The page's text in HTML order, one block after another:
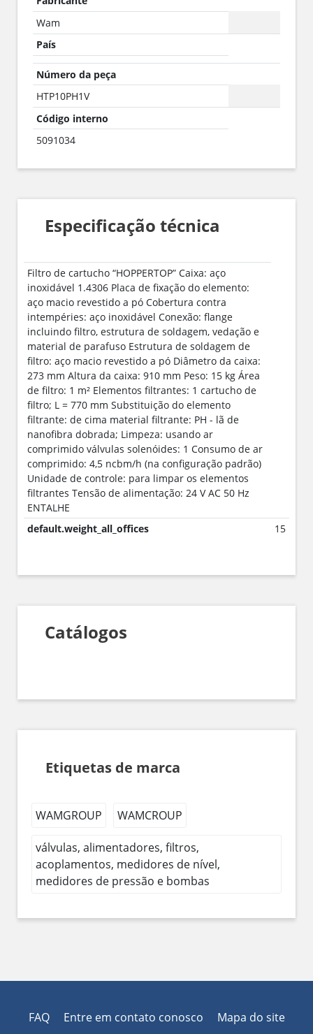
Wam
País
Número da peça
HTP10PH1V
Código interno
5091034
Especificação técnica
Filtro de cartucho “HOPPERTOP” Caixa: aço
inoxidável 1.4306 Placa de fixação do elemento:
aço macio revestido a pó Cobertura contra
intempéries: aço inoxidável Conexão: flange
incluindo filtro, estrutura de soldagem, vedação e
material de parafuso Estrutura de soldagem de
filtro: aço macio revestido a pó Diâmetro da caixa:
273 mm Altura da caixa: 910 mm Peso: 15 kg Área
de filtro: 1 m² Elementos filtrantes: 1 cartucho de
filtro; L = 770 mm Substituição do elemento
filtrante: de cima material filtrante: PH - lã de
nanofibra dobrada; Limpeza: usando ar
comprimido válvulas solenóides: 1 Consumo de ar
comprimido: 4,5 ncbm/h (na configuração padrão)
Unidade de controle: para limpar os elementos
filtrantes Tensão de alimentação: 24 V AC 50 Hz
ENTALHE
default.weight_all_offices
15
Catálogos
Etiquetas de marca
WAMGROUP WAMCROUP
válvulas, alimentadores, filtros,
acoplamentos, medidores de nível,
medidores de pressão e bombas
FAQ Entre em contato conosco Mapa do site